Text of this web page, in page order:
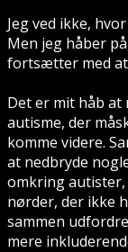
Jeg ved ikke,
Men jeg håber
fortsætter med at
Det er mit håb
autisme, der
komme videre.
at nedbryde
omkring autister,
nørder, der ikke
sammen
mere